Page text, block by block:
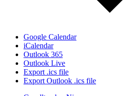
Google Calendar
iCalendar
Outlook 365
Outlook Live
Export .ics file
Export Outlook .ics file